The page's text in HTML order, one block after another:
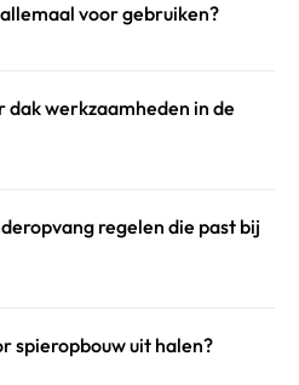
voor gebruiken?
werkzaamheden in de
regelen die past bij
spieropbouw uit halen?